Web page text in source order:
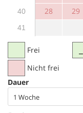
40 28 29
41
Frei
Nicht frei
Dauer
1 Woche